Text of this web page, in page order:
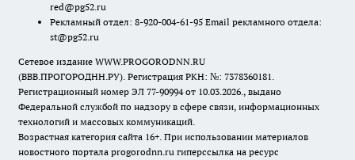
red@pg52.ru
Рекламный отдел: 8-920-004-61-95 Email рекламного отдела:
st@pg52.ru
Сетевое издание WWW.PROGORODNN.RU
(ВВВ.ПРОГОРОДНН.РУ). Регистрация РКН: №: 7378360181.
Регистрационный номер ЭЛ 77-90994 от 10.03.2026., выдано
Федеральной службой по надзору в сфере связи, информационных
технологий и массовых коммуникаций.
Возрастная категория сайта 16+. При использовании материалов
новостного портала progorodnn.ru гиперссылка на ресурс